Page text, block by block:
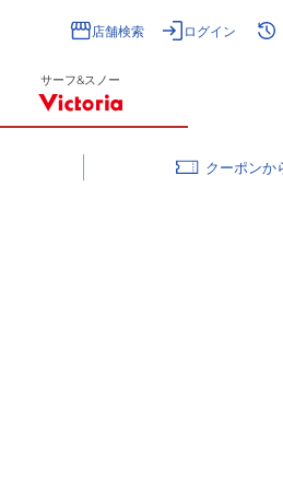
店舗検索 ログイン
サーフ&スノー
クーポン